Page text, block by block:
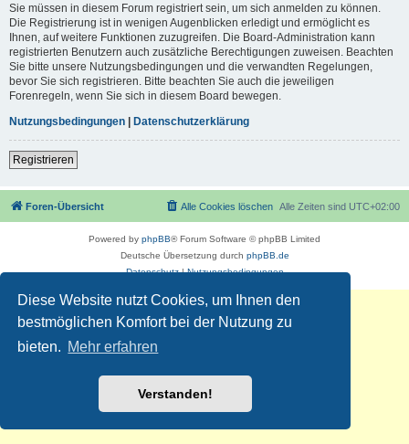
Diese Website nutzt Cookies, um Ihnen den
bestmöglichen Komfort bei der Nutzung zu
bieten. Mehr erfahren
Verstanden!
Sie müssen in diesem Forum registriert sein, um sich anmelden zu können.
Die Registrierung ist in wenigen Augenblicken erledigt und ermöglicht es
Ihnen, auf weitere Funktionen zuzugreifen. Die Board-Administration kann
registrierten Benutzern auch zusätzliche Berechtigungen zuweisen. Beachten
Sie bitte unsere Nutzungsbedingungen und die verwandten Regelungen,
bevor Sie sich registrieren. Bitte beachten Sie auch die jeweiligen
Forenregeln, wenn Sie sich in diesem Board bewegen.
Nutzungsbedingungen | Datenschutzerklärung
Registrieren
Foren-Übersicht Alle Zeiten sind UTC+02:00
Alle Cookies löschen
Powered by phpBB® Forum Software © phpBB Limited
Deutsche Übersetzung durch phpBB.de
Datenschutz|Nutzungsbedingungen